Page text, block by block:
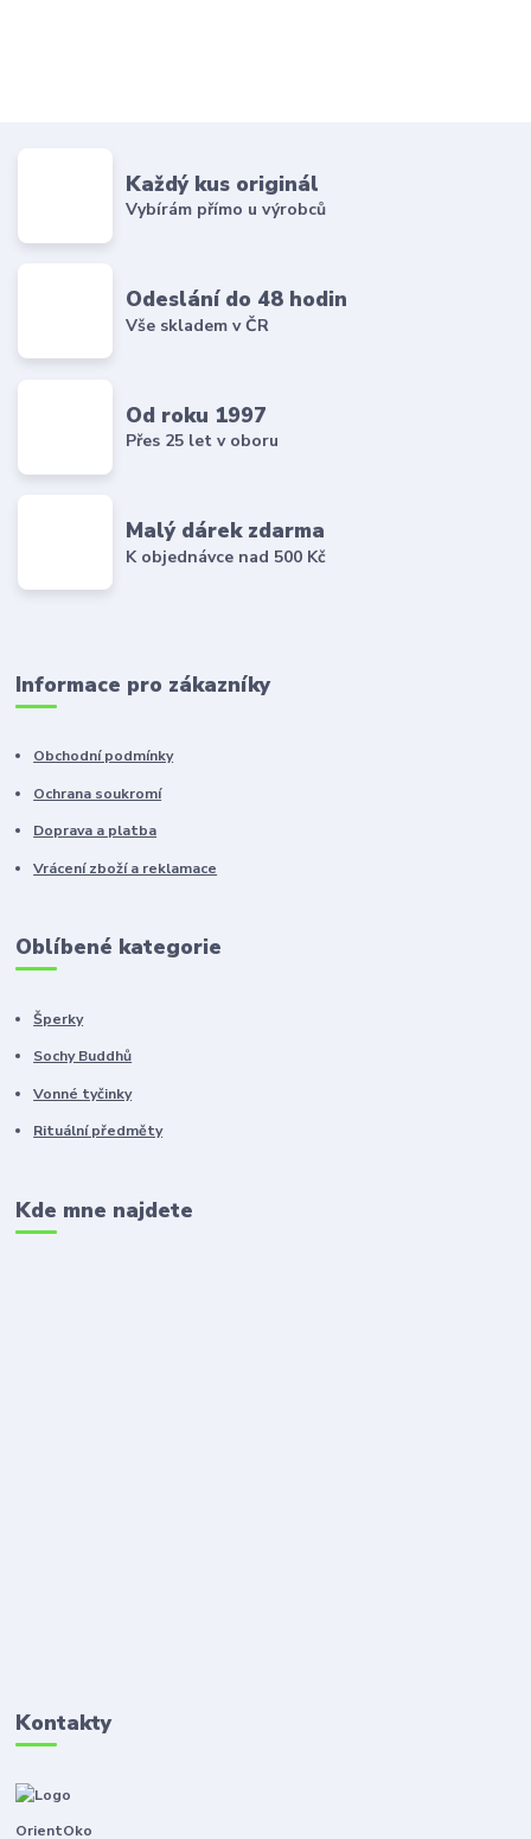
Každý kus originál
Vybírám přímo u výrobců
Odeslání do 48 hodin
Vše skladem v ČR
Od roku 1997
Přes 25 let v oboru
Malý dárek zdarma
K objednávce nad 500 Kč
Informace pro zákazníky
Obchodní podmínky
Ochrana soukromí
Doprava a platba
Vrácení zboží a reklamace
Oblíbené kategorie
Šperky
Sochy Buddhů
Vonné tyčinky
Rituální předměty
Kde mne najdete
Kontakty
OrientOko